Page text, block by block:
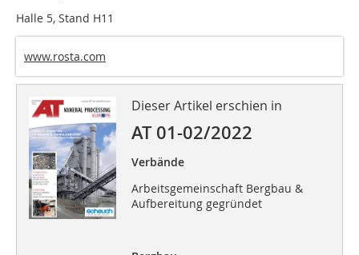
Halle 5, Stand H11
www.rosta.com
Dieser Artikel erschien in
AT 01-02/2022
Verbände
Arbeitsgemeinschaft Bergbau &
Aufbereitung gegründet